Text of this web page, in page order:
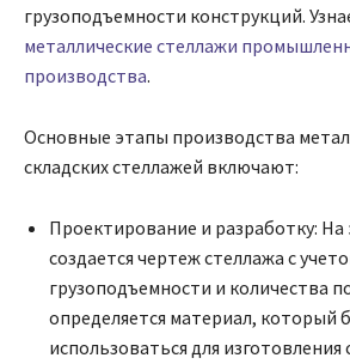
грузоподъемности конструкций.
металлические стеллажи
производства.
Основные этапы производства
складских стеллажей включают:
Проектирование и разработку: На
создается чертеж стеллажа с
грузоподъемности и количества
определяется материал, который
использоваться для